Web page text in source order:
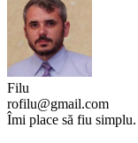
Filu
rofilu@gmail.com
Îmi place să fiu